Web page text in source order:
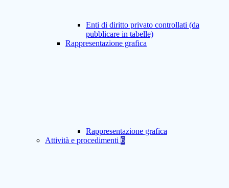
Enti di diritto privato controllati (da
pubblicare in tabelle)
Rappresentazione grafica
Rappresentazione grafica
Attività e procedimenti 6